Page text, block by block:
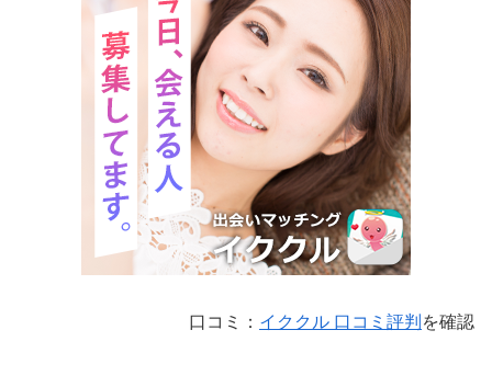
口コミ： イククル 口コミ評判 を確認